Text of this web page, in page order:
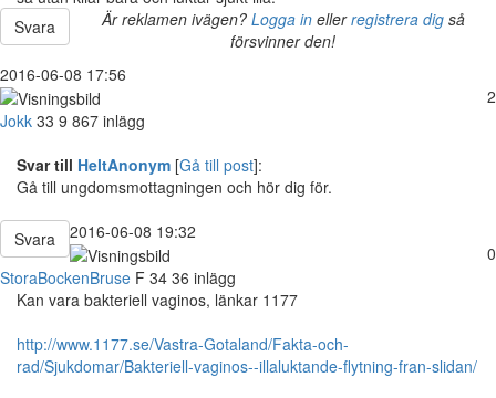
Svara
Är reklamen ivägen? Logga inellerregistrera digså
försvinner den!
2016-06-08 17:56
2
Jokk 33 9 867 inlägg
Svar till HeltAnonym [Gå till post]:
Gå till ungdomsmottagningen och hör dig för.
Svara
2016-06-08 19:32
0
StoraBockenBruse F 34 36 inlägg
Kan vara bakteriell vaginos, länkar 1177
http://www.1177.se/Vastra-Gotaland/Fakta-och-
rad/Sjukdomar/Bakteriell-vaginos--illaluktande-flytning-fran-slidan/